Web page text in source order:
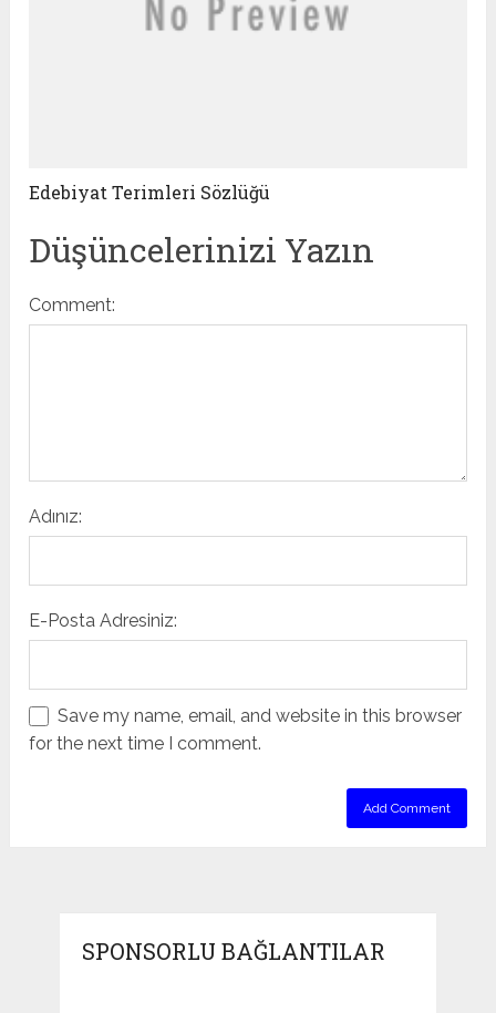
Edebiyat Terimleri Sözlüğü
Düşüncelerinizi Yazın
Comment:
Adınız:
E-Posta Adresiniz:
Save my name, email, and website in this browser
for the next time I comment.
SPONSORLU BAĞLANTILAR